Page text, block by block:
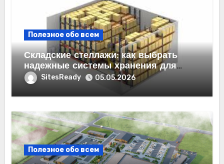
Полезное обо всем
Складские стеллажи: как выбрать
надежные системы хранения для
бизнесаSitesReady 05.05.2026
Полезное обо всем